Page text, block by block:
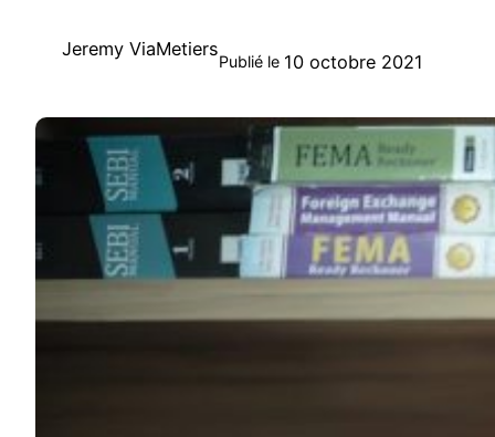
Jeremy ViaMetiers
Publié le 10 octobre 2021